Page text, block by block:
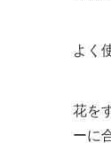
よく
花を
ーに